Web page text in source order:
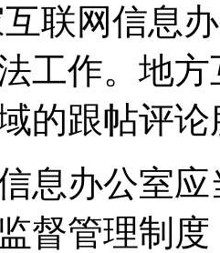
联网信息
工作。地
的跟帖评
息办公室
督管理制